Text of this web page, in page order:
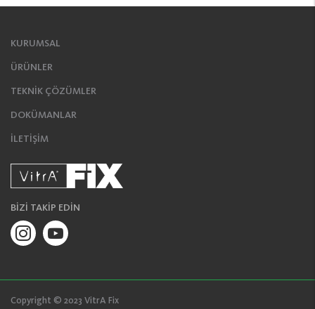
KURUMSAL
ÜRÜNLER
TEKNİK ÇÖZÜMLER
DOKÜMANLAR
İLETİŞİM
BİZİ TAKİP EDİN
Copyright © 2023 VitrA Fix